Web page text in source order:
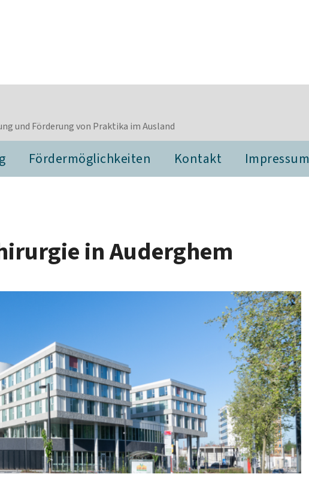
und Förderung von Praktika im Ausland
Fördermöglichkeiten Kontakt Impressum
in Auderghem